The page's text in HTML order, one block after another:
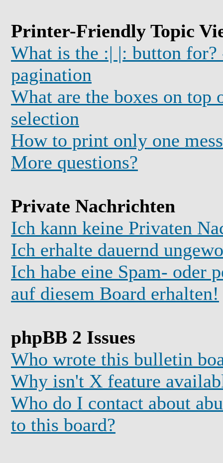
Printer-Friendly Topic
What is the :| |: button
pagination
What are the boxes on top
selection
How to print only one
More questions?
Private Nachrichten
Ich kann keine Privaten
Ich erhalte dauernd
Ich habe eine Spam- oder
auf diesem Board erhalten!
phpBB 2 Issues
Who wrote this bulletin
Why isn't X feature
Who do I contact about
to this board?